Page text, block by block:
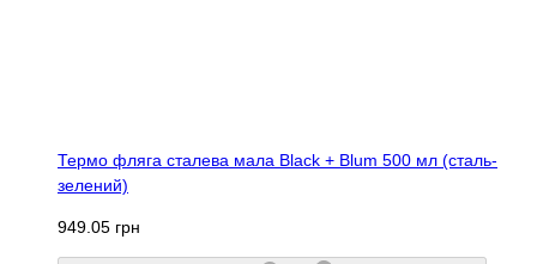
Термо фляга сталева мала Black + Blum 500 мл (сталь-
зелений)
949.05 грн